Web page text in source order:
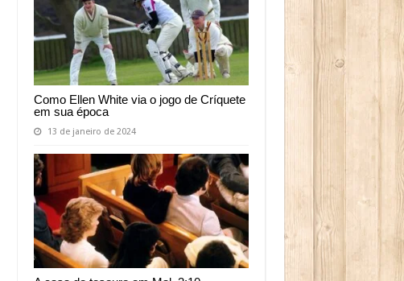
Como Ellen White via o jogo de Críquete
em sua época
13 de janeiro de 2024